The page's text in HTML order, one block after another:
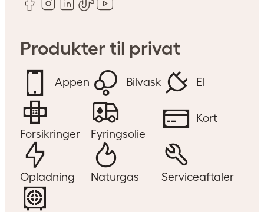
Produkter til privat
Appen Bilvask El
Forsikringer Fyringsolie
Kort
Opladning Naturgas Serviceaftaler